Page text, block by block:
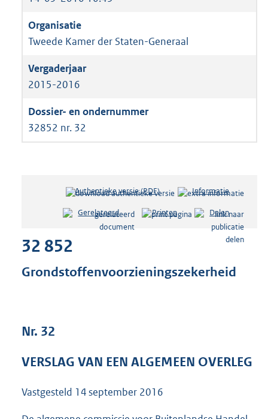
Tweede Kamer der Staten-Generaal
2015-2016
32852 nr. 32
Authentieke versie (PDF)b
s
s
e
1
Informatie
Gerelateerd Printen Delen
32 852
Grondstoffenvoorzieningszekerheid
Nr. 32
VERSLAG VAN EEN ALGEMEEN OVERLEG
Vastgesteld 14 september 2016